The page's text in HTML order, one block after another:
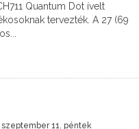
Quantum Dot ívelt
tervezték. A 27 (69
szeptember 11. péntek